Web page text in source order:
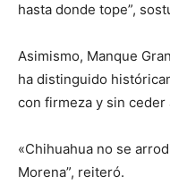
hasta donde tope”,
Asimismo, Manque
ha distinguido
con firmeza y sin ceder
«Chihuahua no se
Morena”, reiteró.